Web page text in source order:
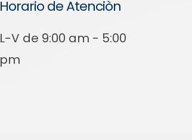
Horario de Atenciòn
L-V de 9:00 am - 5:00
pm